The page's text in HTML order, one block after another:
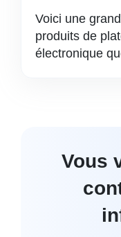
Voici une
produits de
électronique
Vous